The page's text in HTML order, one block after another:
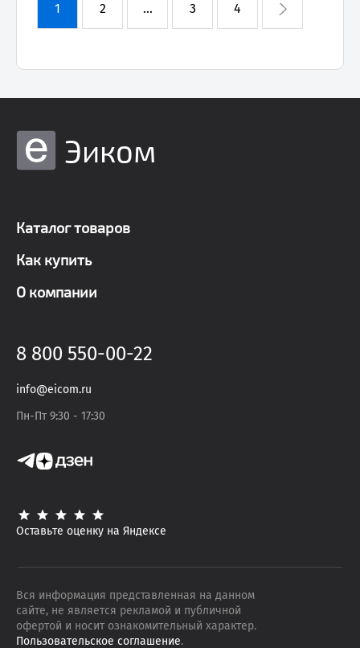
1 2 ... 3 4
Эиком
Каталог товаров
Как купить
О компании
8 800 550-00-22
info@eicom.ru
Пн-Пт 9:30 - 17:30
Оставьте оценку на Яндексе
Вся информация представленная на данном
сайте, не является рекламой и публичной
офертой и носит ознакомительный характер.
Пользовательское соглашение.